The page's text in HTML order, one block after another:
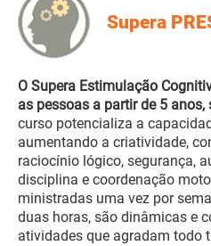
Supera
O Supera Estimulação
as pessoas a partir de 5
curso potencializa a
aumentando a criatividade,
raciocínio lógico, segurança,
disciplina e coordenação
ministradas uma vez por
duas horas, são dinâmicas e
atividades que agradam todo